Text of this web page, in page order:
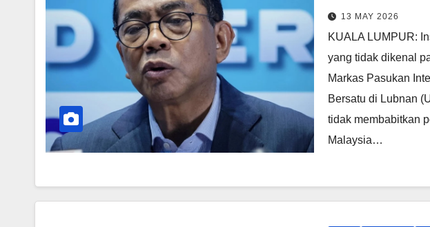
Nordin
13 MAY 2026
KUALA LUMPUR:
yang tidak dikenal
Markas Pasukan
Bersatu di Lubnan
tidak membabitkan
Malaysia…